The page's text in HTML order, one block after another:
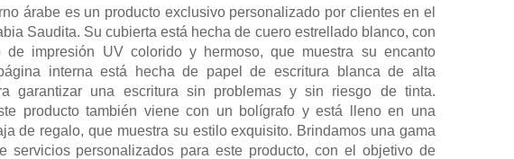
árabe es un producto exclusivo personalizado por clientes en el
Saudita. Su cubierta está hecha de cuero estrellado blanco, con
de impresión UV colorido y hermoso, que muestra su encanto
interna está hecha de papel de escritura blanca de alta
garantizar una escritura sin problemas y sin riesgo de tinta.
producto también viene con un bolígrafo y está lleno en una
de regalo, que muestra su estilo exquisito. Brindamos una gama
servicios personalizados para este producto, con el objetivo de